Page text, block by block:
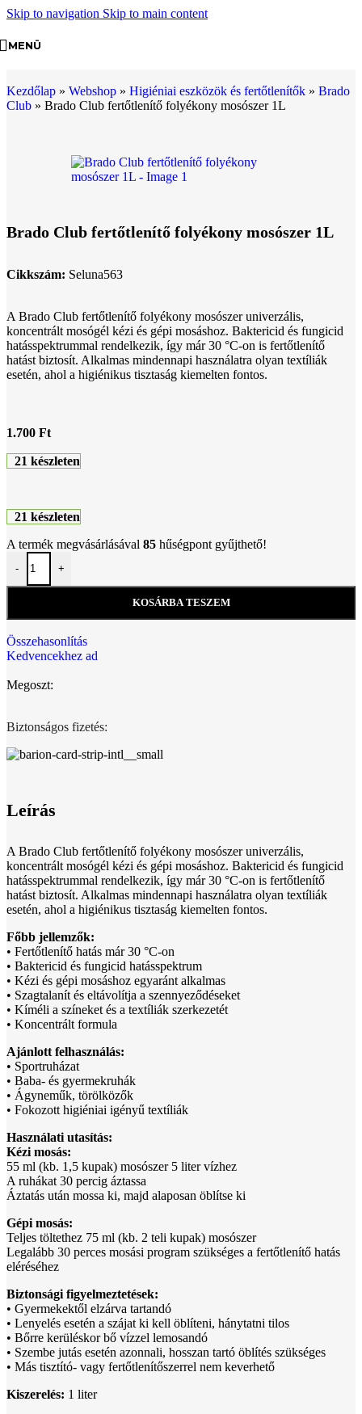
Skip to navigation Skip to main content
MENÜ
Kezdőlap » Webshop » Higiéniai eszközök és fertőtlenítők » Brado
Club » Brado Club fertőtlenítő folyékony mosószer 1L
Brado Club fertőtlenítő folyékony mosószer 1L
Cikkszám: Seluna563
A Brado Club fertőtlenítő folyékony mosószer univerzális,
koncentrált mosógél kézi és gépi mosáshoz. Baktericid és fungicid
hatásspektrummal rendelkezik, így már 30 °C-on is fertőtlenítő
hatást biztosít. Alkalmas mindennapi használatra olyan textíliák
esetén, ahol a higiénikus tisztaság kiemelten fontos.
1.700 Ft
21 készleten
21 készleten
A termék megvásárlásával 85 hűségpont gyűjthető!
- +
KOSÁRBA TESZEM
Összehasonlítás
Kedvencekhez ad
Megoszt:
Biztonságos fizetés:
Leírás
A Brado Club fertőtlenítő folyékony mosószer univerzális,
koncentrált mosógél kézi és gépi mosáshoz. Baktericid és fungicid
hatásspektrummal rendelkezik, így már 30 °C-on is fertőtlenítő
hatást biztosít. Alkalmas mindennapi használatra olyan textíliák
esetén, ahol a higiénikus tisztaság kiemelten fontos.
Főbb jellemzők:
• Fertőtlenítő hatás már 30 °C-on
• Baktericid és fungicid hatásspektrum
• Kézi és gépi mosáshoz egyaránt alkalmas
• Szagtalanít és eltávolítja a szennyeződéseket
• Kíméli a színeket és a textíliák szerkezetét
• Koncentrált formula
Ajánlott felhasználás:
• Sportruházat
• Baba- és gyermekruhák
• Ágyneműk, törölközők
• Fokozott higiéniai igényű textíliák
Használati utasítás:
Kézi mosás:
55 ml (kb. 1,5 kupak) mosószer 5 liter vízhez
A ruhákat 30 percig áztassa
Áztatás után mossa ki, majd alaposan öblítse ki
Gépi mosás:
Teljes töltethez 75 ml (kb. 2 teli kupak) mosószer
Legalább 30 perces mosási program szükséges a fertőtlenítő hatás
eléréséhez
Biztonsági figyelmeztetések:
• Gyermekektől elzárva tartandó
• Lenyelés esetén a szájat ki kell öblíteni, hánytatni tilos
• Bőrre kerüléskor bő vízzel lemosandó
• Szembe jutás esetén azonnali, hosszan tartó öblítés szükséges
• Más tisztító- vagy fertőtlenítőszerrel nem keverhető
Kiszerelés: 1 liter